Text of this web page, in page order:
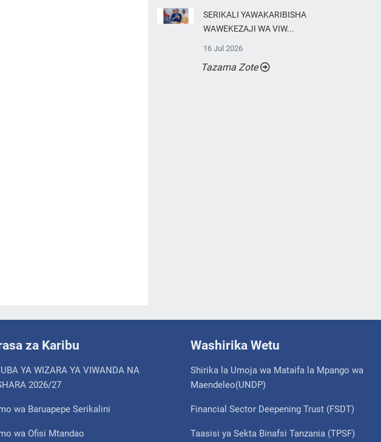
SERIKALI YAWAKARIBISHA
WAWEKEZAJI WA VIW...
16 Jul 2026
Tazama Zote
za Karibu
YA WIZARA YA VIWANDA NA
2026/27
wa Baruapepe Serikalini
wa Ofisi Mtandao
Washirika Wetu
Shirika la Umoja wa Mataifa la Mpango wa
Maendeleo(UNDP)
Financial Sector Deepening Trust (FSDT)
Taasisi ya Sekta Binafsi Tanzania (TPSF)